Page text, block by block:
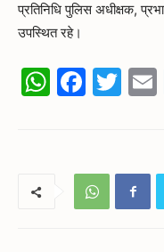
प्रतिनिधि पुलिस अधीक्षक,
उपस्थित रहे।